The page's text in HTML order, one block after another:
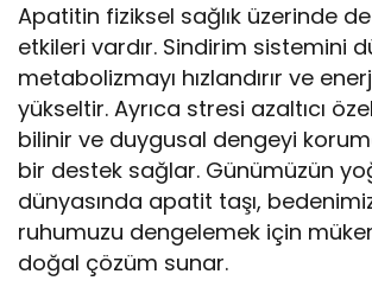
Apatitin fiziksel sağlık üzerinde
etkileri vardır. Sindirim sistemini
metabolizmayı hızlandırır ve
yükseltir. Ayrıca stresi azaltıcı
bilinir ve duygusal dengeyi
bir destek sağlar. Günümüzün
dünyasında apatit taşı,
ruhumuzu dengelemek için
doğal çözüm sunar.